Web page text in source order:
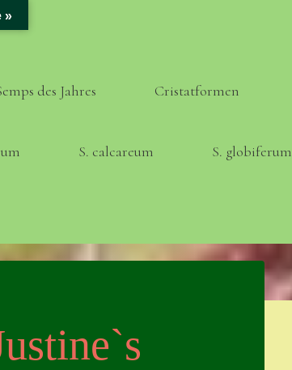
des Jahres Cristatformen
S. calcareum S. globiferum
»